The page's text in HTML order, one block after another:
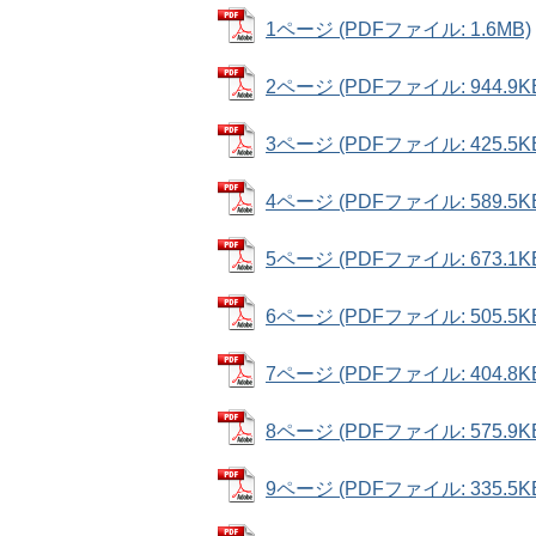
1ページ (PDFファイル: 1.6MB)
2ページ (PDFファイル:
3ページ (PDFファイル:
4ページ (PDFファイル:
5ページ (PDFファイル:
6ページ (PDFファイル:
7ページ (PDFファイル:
8ページ (PDFファイル:
9ページ (PDFファイル: